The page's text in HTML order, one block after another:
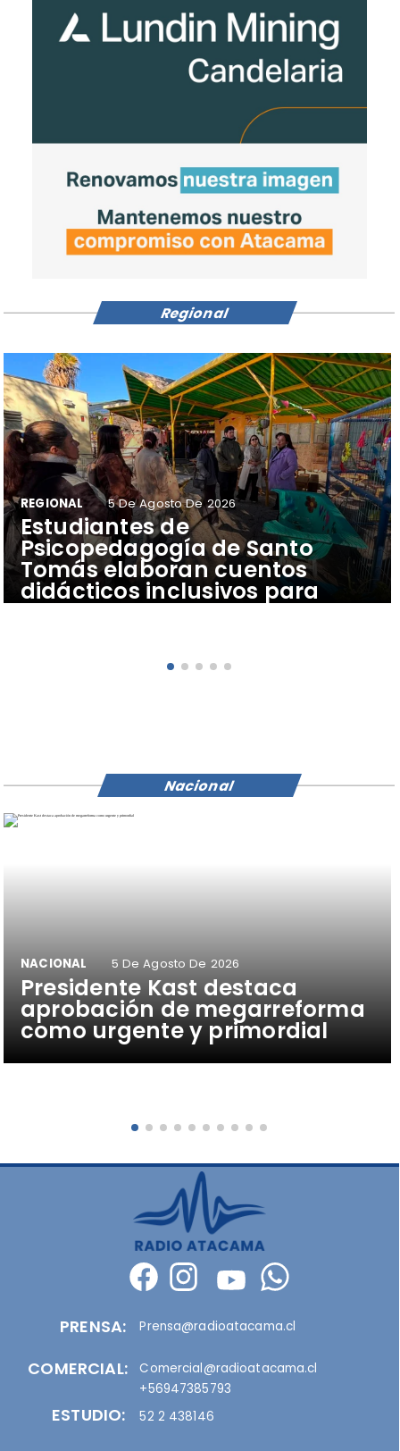
​Estudiantes de
Psicopedagogía de Santo
Tomás elaboran cuentos
didácticos inclusivos para
apoyar el aprendizaje de
REGIONAL 5 De Agosto De 2026
Regional
Presidente Kast destaca
aprobación de megarreforma
como urgente y primordial
NACIONAL 5 De Agosto De 2026
Nacional
PRENSA:
COMERCIAL:
Prensa@radioatacama.cl
Comercial@radioatacama.cl
+56947385793
ESTUDIO: 52 2 438146